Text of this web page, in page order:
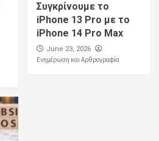
Συγκρίνουμε το
iPhone 13 Pro με το
iPhone 14 Pro Max
June 23, 2026
Ενημέρωση και Αρθρογραφία